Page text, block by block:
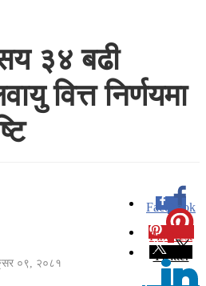
३४ बढी
वित्त निर्णयमा
०९, २०८१
Facebook
0
Pinterest
Twitter